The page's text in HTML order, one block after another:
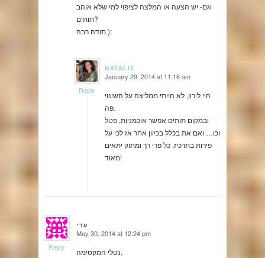
וגם- יש הצעה או המלצה לציפוי למי שלא אוהב
תותים?
תודה רבה ):
NATALIE
says: January 29, 2014 at 11:16 am
היי לירון, לא הייתי ממליצה על השינוי
פה.
ובמקום תותים אפשר אוכמניות, פטל
וכו… ואם את בכלל בכיוון אחר אז לכי על
פירות בתרכיז, כל פרי רך ומתוק יתאים
מאוד!
Reply
עדי
says: May 30, 2014 at 12:24 pm
נטלי המקסימה, Reply